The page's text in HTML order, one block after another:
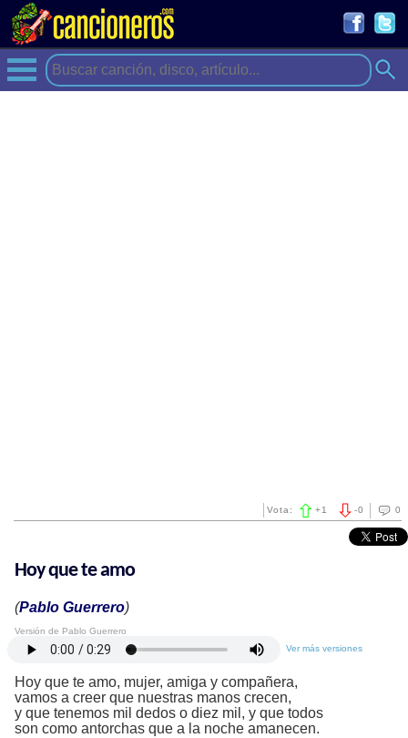
0
-0
Vota: +1
Hoy que te amo
(Pablo Guerrero)
Versión de Pablo Guerrero
Ver más versiones
Hoy que te amo, mujer, amiga y compañera,
vamos a creer que nuestras manos crecen,
y que tenemos mil dedos o diez mil, y que todos
son como antorchas que a la noche amanecen.